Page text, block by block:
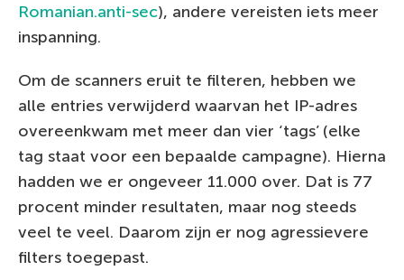
Romanian.anti-sec), andere vereisten iets meer
inspanning.
Om de scanners eruit te filteren, hebben we
alle entries verwijderd waarvan het IP-adres
overeenkwam met meer dan vier ‘tags’ (elke
tag staat voor een bepaalde campagne). Hierna
hadden we er ongeveer 11.000 over. Dat is 77
procent minder resultaten, maar nog steeds
veel te veel. Daarom zijn er nog agressievere
filters toegepast.